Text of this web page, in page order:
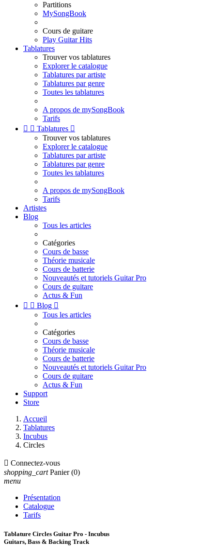
Partitions
MySongBook
Cours de guitare
Play Guitar Hits
Tablatures
Trouver vos tablatures
Explorer le catalogue
Tablatures par artiste
Tablatures par genre
Toutes les tablatures
A propos de mySongBook
Tarifs
  Tablatures 
Trouver vos tablatures
Explorer le catalogue
Tablatures par artiste
Tablatures par genre
Toutes les tablatures
A propos de mySongBook
Tarifs
Artistes
Blog
Tous les articles
Catégories
Cours de basse
Théorie musicale
Cours de batterie
Nouveautés et tutoriels Guitar Pro
Cours de guitare
Actus & Fun
  Blog 
Tous les articles
Catégories
Cours de basse
Théorie musicale
Cours de batterie
Nouveautés et tutoriels Guitar Pro
Cours de guitare
Actus & Fun
Support
Store
Accueil
Tablatures
Incubus
Circles
 Connectez-vous
shopping_cart Panier (0)
menu
Présentation
Catalogue
Tarifs
Tablature Circles Guitar Pro - Incubus
Guitars, Bass & Backing Track